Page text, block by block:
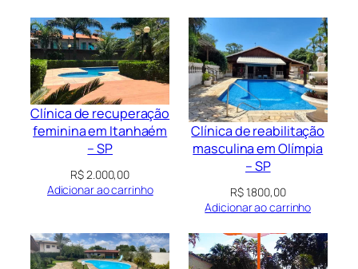
Clínica de recuperação
feminina em Itanhaém
– SP
R$2.000,00
Adicionar ao carrinho
Clínica de reabilitação
masculina em Olímpia
– SP
R$1.800,00
Adicionar ao carrinho